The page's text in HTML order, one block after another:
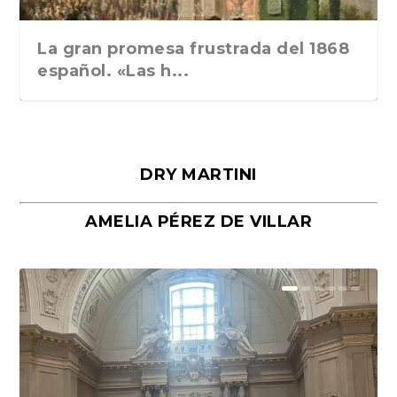
La gran promesa frustrada del 1868
español. «Las h...
Málaga, verso en azul, de Rafael
Porras y Salvador...
«La cocina hebrea. Alimentación
del pueblo judío e...
DRY MARTINI
AMELIA PÉREZ DE VILLAR